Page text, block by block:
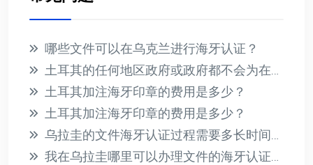
哪些文件可以在乌克兰进行海牙认证？
土耳其的任何地区政府或政府都不会为在国外收到的文件提供海牙认证
土耳其加注海牙印章的费用是多少？
土耳其加注海牙印章的费用是多少？
乌拉圭的文件海牙认证过程需要多长时间？此过程的相关费用是多少？
我在乌拉圭哪里可以办理文件的海牙认证？有哪些必要的要求？